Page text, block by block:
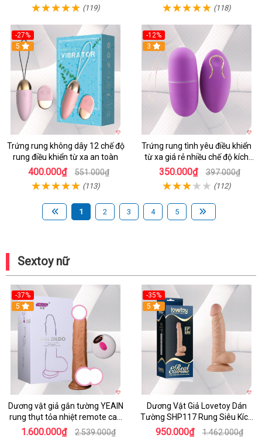
(119) (118)
-27%
5
Trứng rung không dây 12 chế độ
rung điều khiển từ xa an toàn
400.000₫ 551.000₫
(113)
-12%
3
Trứng rung tình yêu điều khiển
từ xa giá rẻ nhiều chế độ kích
thích
350.000₫ 397.000₫
(112)
1 2 3 4 5
Sextoy nữ
-37%
5
Dương vật giả gắn tường YEAIN
rung thụt tỏa nhiệt remote cao
cấp
1.600.000₫ 2.539.000₫
-35%
5
Dương Vật Giả Lovetoy Dán
Tường SHP117 Rung Siêu Kích
Thích
950.000₫ 1.462.000₫